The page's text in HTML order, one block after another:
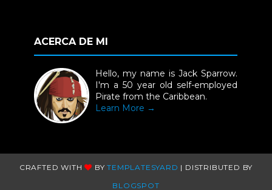
ACERCA DE MI
Hello, my name is Jack Sparrow.
I'm a 50 year old self-employed
Pirate from the Caribbean.
Learn More →
CRAFTED WITH BYTEMPLATESYARD | DISTRIBUTED BY
BLOGSPOT